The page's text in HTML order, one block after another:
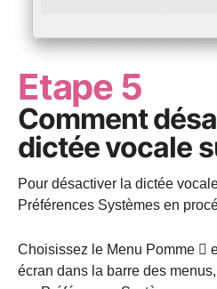
Etape 5
Comment
dictée vocale
Pour désactiver la dictée
Préférences Systèmes en
Choisissez le Menu Pomme 
écran dans la barre des